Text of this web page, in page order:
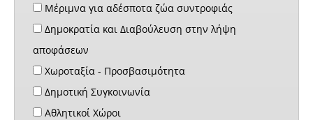
Μέριμνα για αδέσποτα ζώα συντροφιάς
Δημοκρατία και Διαβούλευση στην λήψη
αποφάσεων
Χωροταξία - Προσβασιμότητα
Δημοτική Συγκοινωνία
Αθλητικοί Χώροι